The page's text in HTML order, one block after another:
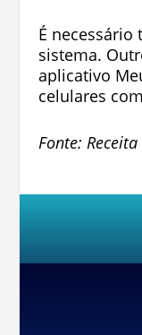
É necessário
sistema.
aplicativo
celulares
Fonte: